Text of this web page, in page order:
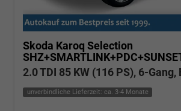
Skoda Karoq Selection
2.0 TDI 85 KW (116 PS), 6-Gang,
unverbindliche Lieferzeit: ca. 3-4 Monate